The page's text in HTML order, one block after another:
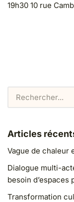
19h30 10 rue
Articles
Vague de chaleur
Dialogue multi-
besoin d’espaces
Transformation